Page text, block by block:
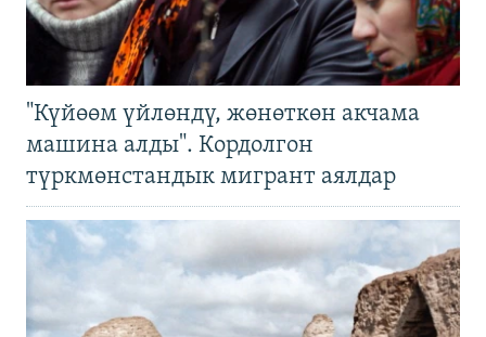
"Күйөөм үйлөндү, жөнөткөн акчама
машина алды". Кордолгон
түркмөнстандык мигрант аялдар